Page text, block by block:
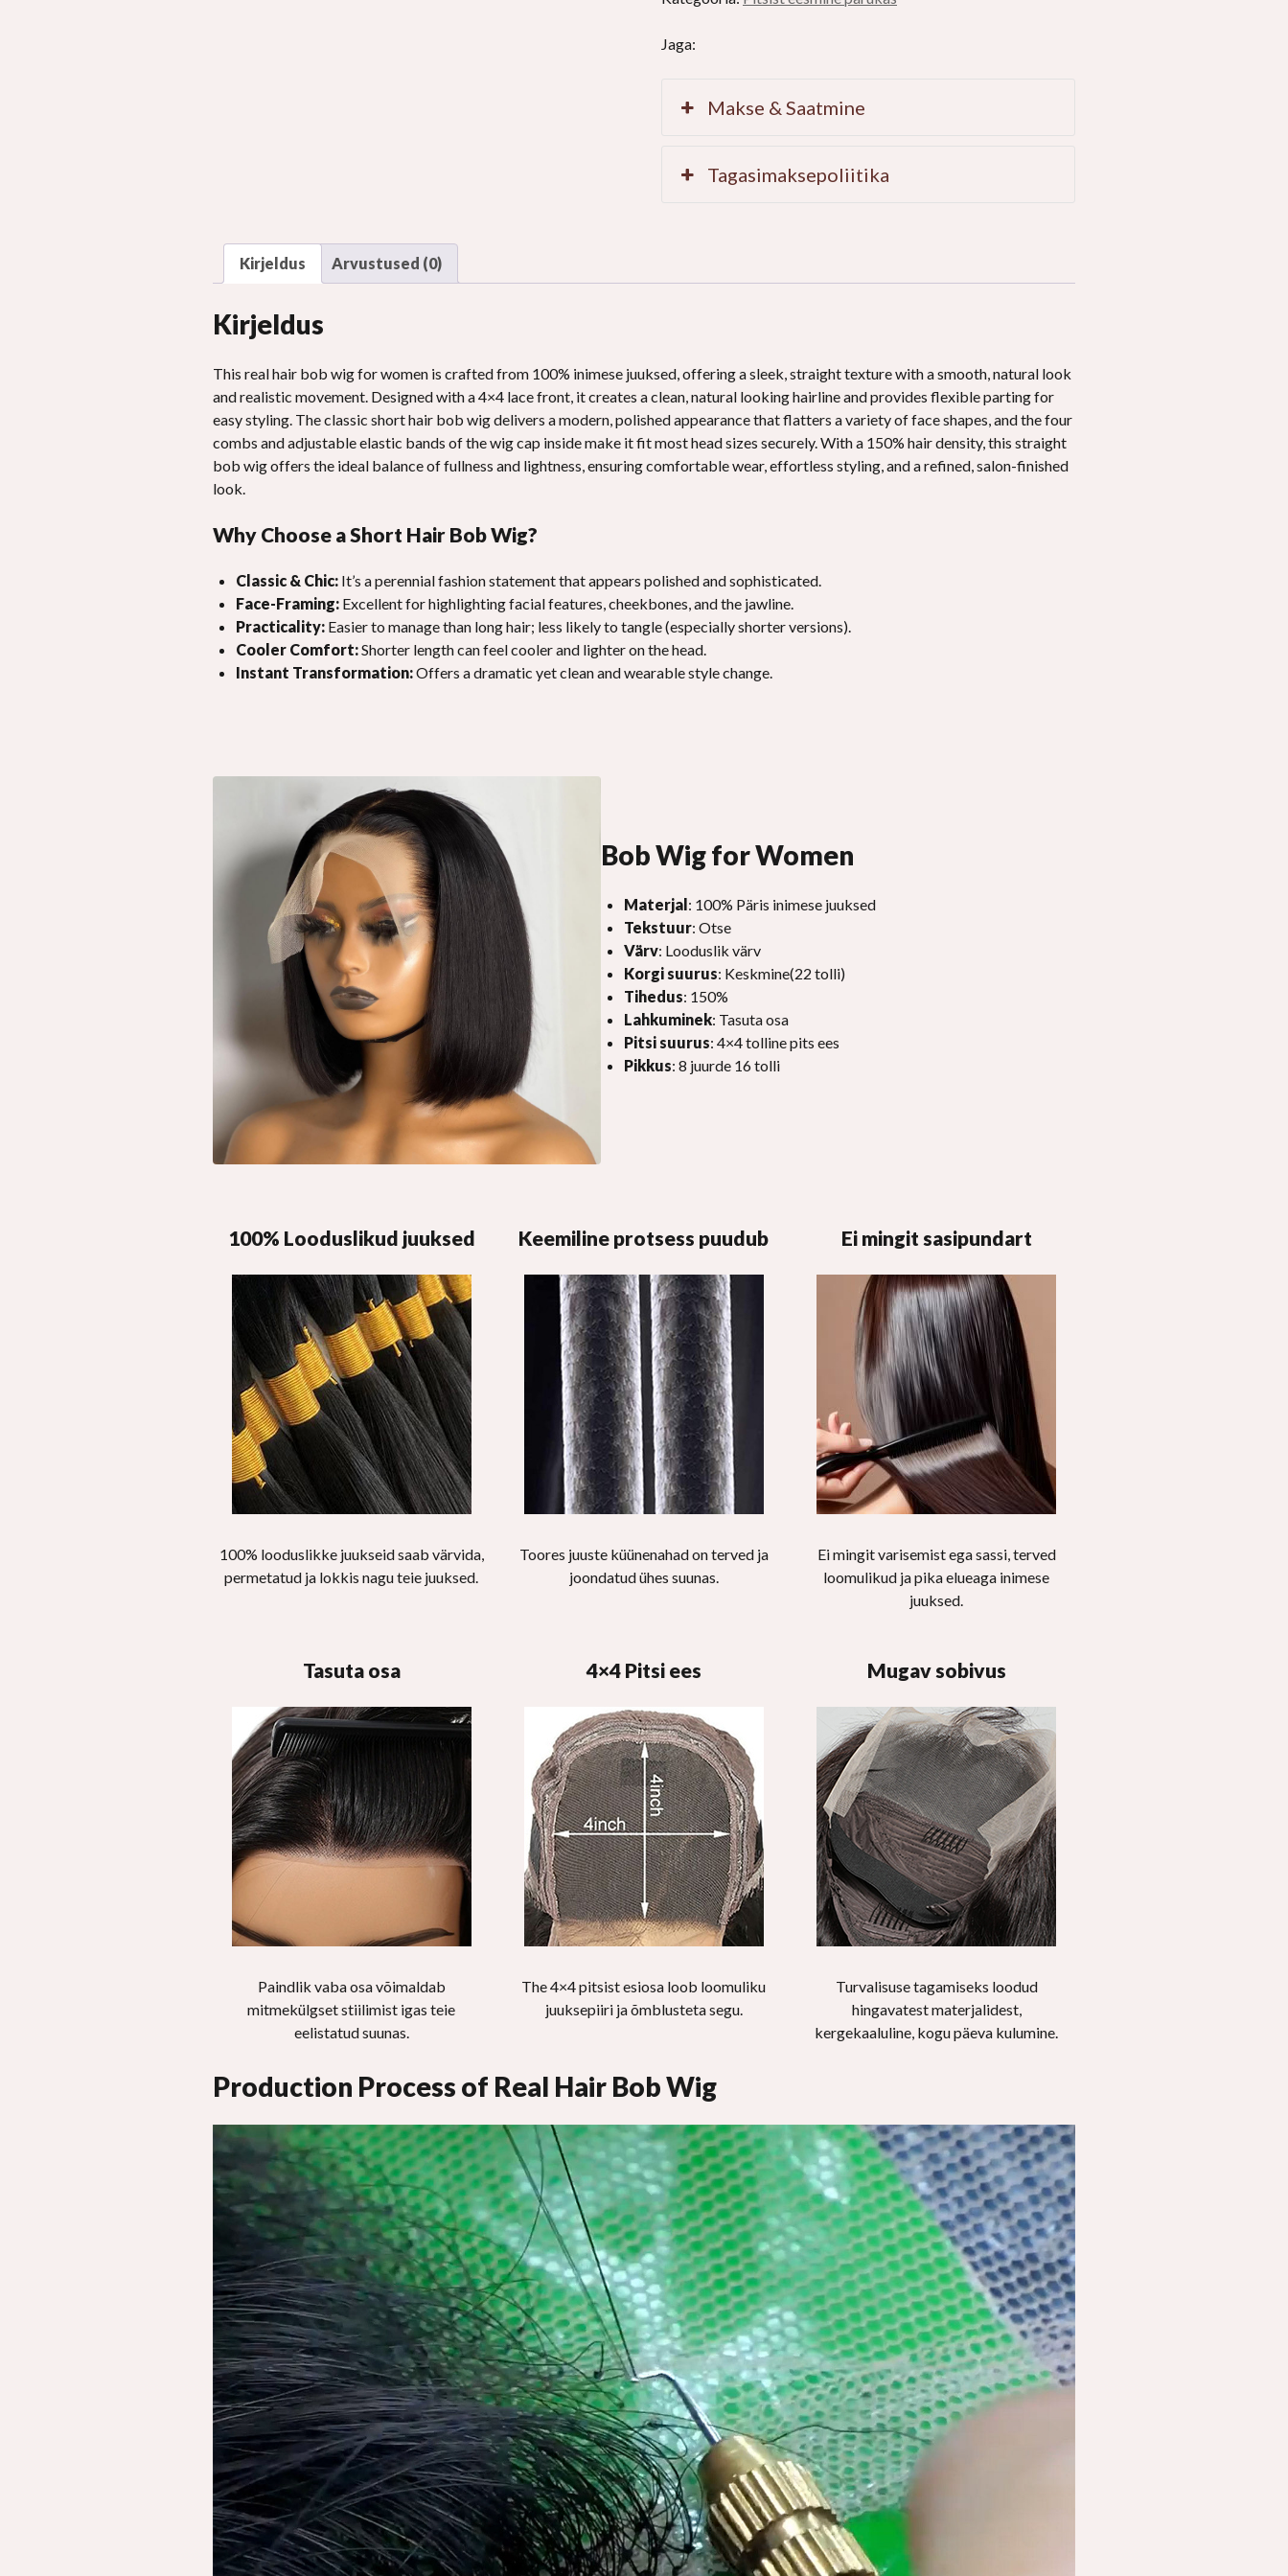
Jaga:
Makse & Saatmine
Tagasimaksepoliitika
Kirjeldus Arvustused (0)
Kirjeldus
This real hair bob wig for women is crafted from 100% inimese juuksed,offering a sleek,straight texture with a smooth,natural look
and realistic movement. Designed with a 4×4 lace front, it creates a clean,natural looking hairline and provides flexible parting for
easy styling. The classic short hair bob wig delivers a modern,polished appearance that flatters a variety of face shapes,and the four
combs and adjustable elastic bands of the wig cap inside make it fit most head sizes securely.With a 150% hair density,this straight
bob wig offers the ideal balance of fullness and lightness,ensuring comfortable wear,effortless styling,and a refined,salon-finished
look.
Why Choose a Short Hair Bob Wig?
Classic & Chic: It’s a perennial fashion statement that appears polished and sophisticated.
Face-Framing: Excellent for highlighting facial features,cheekbones,and the jawline.
Practicality: Easier to manage than long hair; less likely to tangle(especially shorter versions).
Cooler Comfort:Shorter length can feel cooler and lighter on the head.
Instant Transformation:Offers a dramatic yet clean and wearable style change.
Bob Wig for Women
Materjal : 100% Päris inimese juuksed
Tekstuur: Otse
Värv: Looduslik värv
Korgi suurus: Keskmine(22 tolli)
Tihedus: 150%
Lahkuminek: Tasuta osa
Pitsi suurus: 4×4 tolline pits ees
Pikkus: 8 juurde 16 tolli
100% Looduslikud juuksed
100% looduslikke juukseid saab värvida,
permetatud ja lokkis nagu teie juuksed.
Keemiline protsess puudub
Toores juuste küünenahad on terved ja
joondatud ühes suunas.
Ei mingit sasipundart
Ei mingit varisemist ega sassi, terved
loomulikud ja pika elueaga inimese
juuksed.
Tasuta osa
Paindlik vaba osa võimaldab
mitmekülgset stiilimist igas teie
eelistatud suunas.
4×4 Pitsi ees
The 4×4 pitsist esiosa loob loomuliku
juuksepiiri ja õmblusteta segu.
Mugav sobivus
Turvalisuse tagamiseks loodud
hingavatest materjalidest,
kergekaaluline, kogu päeva kulumine.
Production Process of Real Hair Bob Wig